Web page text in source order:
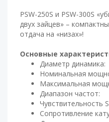
PSW-250S и PSW-300S
двух зайцев» –
отдача на «низах»!
Основные
Диаметр
Номинальная
Максимальная
Диапазон
Сопротивление